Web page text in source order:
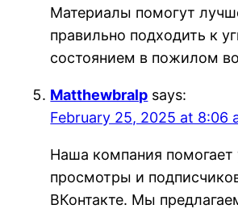
Материалы помогут
правильно подходить к
состоянием в пожилом
Matthewbralp says:
February 25, 2025 at 8:06
Наша компания помогает
просмотры и
ВКонтакте. Мы